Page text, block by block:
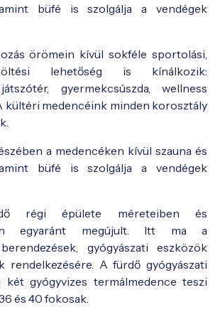
büfé is szolgálja a vendégek
örömein kívül sokféle sportolási,
lehetőség is kínálkozik:
gyermekcsúszda, wellness
kültéri medencéink minden korosztály
a medencéken kívül szauna és
büfé is szolgálja a vendégek
régi épülete méreteiben és
egyaránt megújult. Itt ma a
gyógyászati eszközök
rendelkezésére. A fürdő gyógyászati
két gyógyvizes termálmedence teszi
és 40 fokosak.